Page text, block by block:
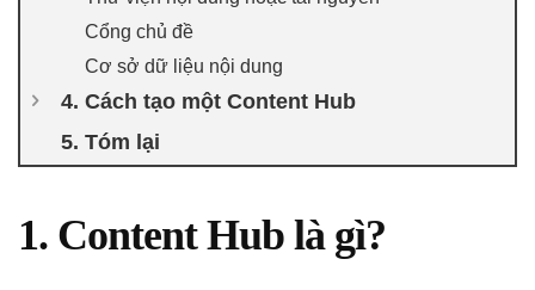
Cổng chủ đề
Cơ sở dữ liệu nội dung
4. Cách tạo một Content Hub
5. Tóm lại
1. Content Hub là gì?